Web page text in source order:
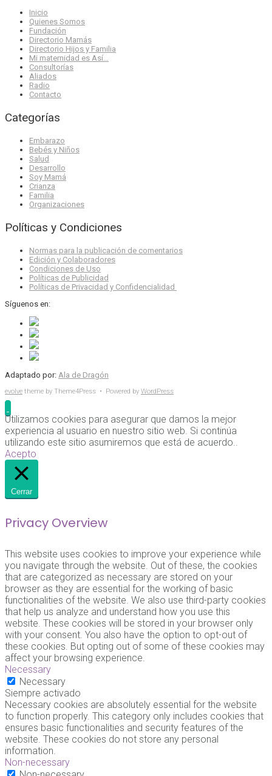
Inicio
Quienes Somos
Fundación
Directorio Mamás
Directorio Hijos y Familia
Mi maternidad es Así…
Consultorías
Aliados
Radio
Contacto
Categorías
Embarazo
Bebés y Niños
Salud
Desarrollo
Soy Mamá
Crianza
Familia
Organizaciones
Políticas y Condiciones
Normas para la publicación de comentarios
Edición y Colaboradores
Condiciones de Uso
Políticas de Publicidad
Políticas de Privacidad y Confidencialidad
Síguenos en:
Adaptado por: Ala de Dragón
evolve theme by Theme4Press • Powered by WordPress
Utilizamos cookies para asegurar que damos la mejor
experiencia al usuario en nuestro sitio web. Si continúa
utilizando este sitio asumiremos que está de acuerdo..
Acepto
Cerrar
Privacy Overview
This website uses cookies to improve your experience while
you navigate through the website. Out of these, the cookies
that are categorized as necessary are stored on your
browser as they are essential for the working of basic
functionalities of the website. We also use third-party cookies
that help us analyze and understand how you use this
website. These cookies will be stored in your browser only
with your consent. You also have the option to opt-out of
these cookies. But opting out of some of these cookies may
affect your browsing experience.
Necessary
Necessary
Siempre activado
Necessary cookies are absolutely essential for the website
to function properly. This category only includes cookies that
ensures basic functionalities and security features of the
website. These cookies do not store any personal
information.
Non-necessary